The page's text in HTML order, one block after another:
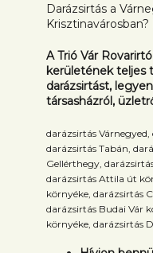
Darázsirtás a
Krisztinavárosban?
A Trió Vár
kerületének teljes
darázsirtást,
társasházról,
darázsirtás
darázsirtás Tabán,
Gellérthegy,
darázsirtás Attila út
környéke, darázsirtás
darázsirtás Budai Vár
környéke, darázsirtás